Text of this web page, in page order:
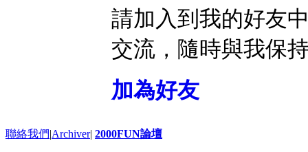
請加入到我的好友
交流，隨時與我保
加為好友
聯絡我們|Archiver| 2000FUN論壇